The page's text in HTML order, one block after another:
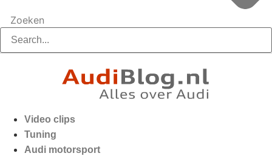
Zoeken
Video clips
Tuning
Audi motorsport